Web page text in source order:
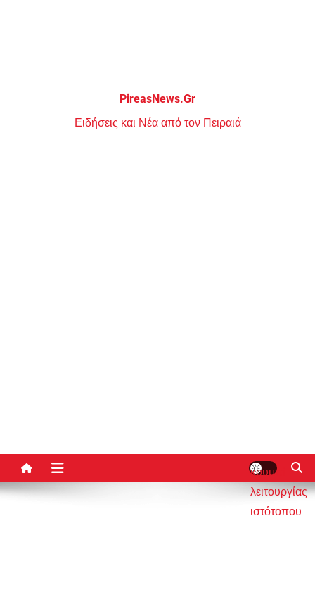
PireasNews.Gr
Ειδήσεις και Νέα από τον Πειραιά
κουμπί
λειτουργίας
ιστότοπου